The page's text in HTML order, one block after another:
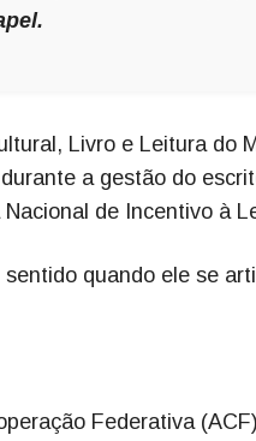
Livro e Leitura do
a gestão do
de Incentivo à
quando ele se
Federativa